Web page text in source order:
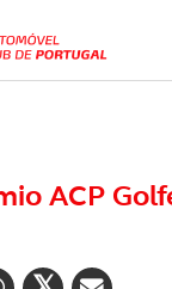
ACP